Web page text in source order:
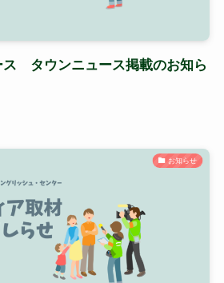
ス タウンニュース掲載のお知ら
お知らせ